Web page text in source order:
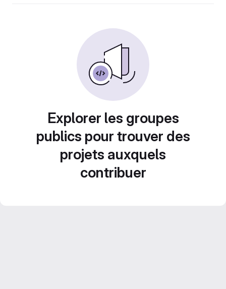
Explorer les groupes
publics pour trouver des
projets auxquels
contribuer